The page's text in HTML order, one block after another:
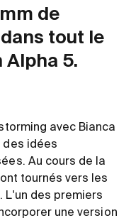
de
tout le
Alpha 5.
avec Bianca
des idées
Au cours de la
tournés vers les
L'un des premiers
une version